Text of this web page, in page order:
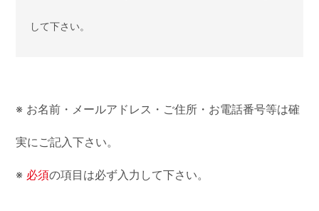
して下さい。
※ お名前・メールアドレス・ご住所・お電話番号等は確
実にご記入下さい。
※ 必須の項目は必ず入力して下さい。